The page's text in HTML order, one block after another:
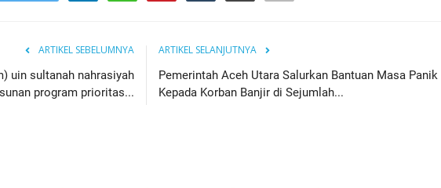
ARTIKEL SEBELUMNYA
uin sultanah nahrasiyah
program prioritas...
ARTIKEL SELANJUTNYA
Pemerintah Aceh Utara Salurkan Bantuan Masa Panik
Kepada Korban Banjir di Sejumlah...
Pj. Walikota
Peci Motif Aceh Produk UMKM Aceh